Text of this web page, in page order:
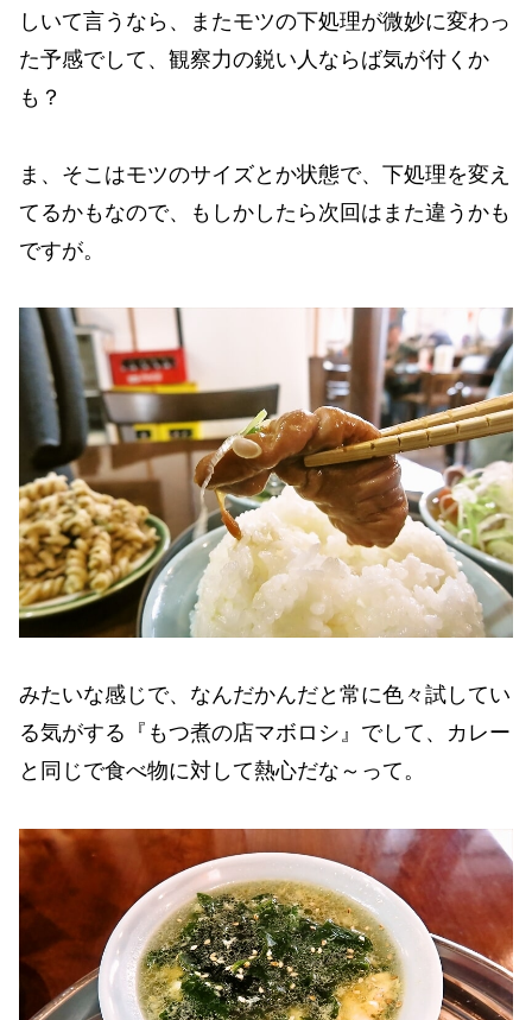
しいて言うなら、またモツの下処理が微妙に変わっ
た予感でして、観察力の鋭い人ならば気が付くか
も？
ま、そこはモツのサイズとか状態で、下処理を変え
てるかもなので、もしかしたら次回はまた違うかも
ですが。
みたいな感じで、なんだかんだと常に色々試してい
る気がする『もつ煮の店マボロシ』でして、カレー
と同じで食べ物に対して熱心だな～って。